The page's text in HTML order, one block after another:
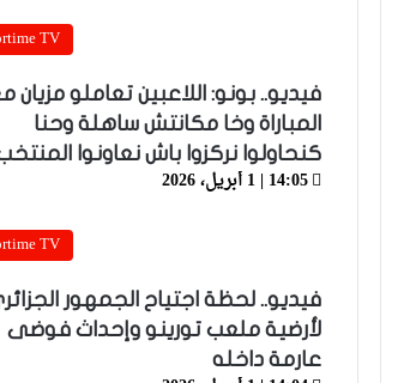
TV
فيديو.. بونو: اللاعبين تعاملو مزيان
المباراة وخا مكانتش ساهلة وحنا
كنحاولوا نركزوا باش نعاونوا
14:05 | 1 أبريل، 2026
TV
فيديو.. لحظة اجتياح الجمهور
لأرضية ملعب تورينو وإحداث فوضى
عارمة داخله